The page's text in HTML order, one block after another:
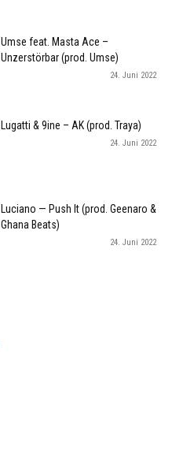
Umse feat. Masta Ace –
Unzerstörbar (prod. Umse)
24. Juni 2022
Lugatti & 9ine – AK (prod. Traya)
24. Juni 2022
Luciano — Push It (prod. Geenaro &
Ghana Beats)
24. Juni 2022